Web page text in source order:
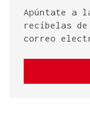
Apúntate a
recíbelas
correo